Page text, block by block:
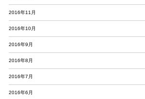
2016年11月
2016年10月
2016年9月
2016年8月
2016年7月
2016年6月